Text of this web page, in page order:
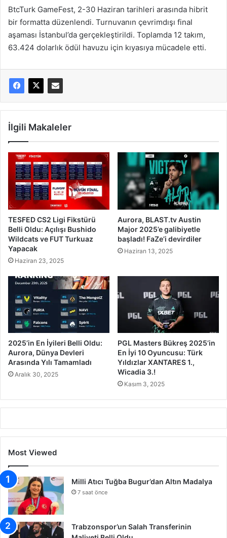
BtcTurk GameFest, 2-30 Haziran tarihleri arasında hibrit
bir formatta düzenlendi. Turnuvanın çevrimdışı final
aşaması İstanbul’da gerçekleştirildi. Toplamda 12 takım,
63.424 dolarlık ödül havuzu için kıyasıya mücadele etti.
İlgili Makaleler
TESFED CS2 Ligi Fikstürü
Belli Oldu: Açılışı Bushido
Wildcats ve FUT Turkuaz
Yapacak
Haziran 23, 2025
Aurora, BLAST.tv Austin
Major 2025’e galibiyetle
başladı! FaZe’i devirdiler
Haziran 13, 2025
2025’in En İyileri Belli Oldu:
Aurora, Dünya Devleri
Arasında Yılı Tamamladı
Aralık 30, 2025
PGL Masters Bükreş 2025’in
En İyi 10 Oyuncusu: Türk
Yıldızlar XANTARES 1.,
Wicadia 3.!
Kasım 3, 2025
Most Viewed
Milli Atıcı Tuğba Bugur’dan Altın Madalya
7 saat önce
Trabzonspor’un Salah Transferinin